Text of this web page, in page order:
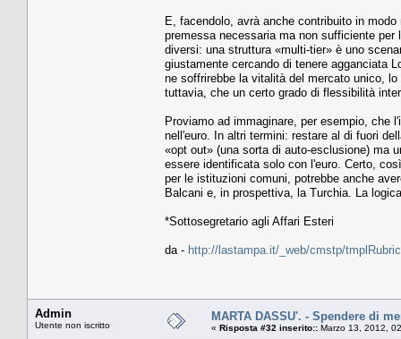
E, facendolo, avrà anche contribuito in
premessa necessaria ma non sufficiente
diversi: una struttura «multi-tier» è uno
giustamente cercando di tenere agganciata
ne soffrirebbe la vitalità del mercato unico,
tuttavia, che un certo grado di flessibilità
Proviamo ad immaginare, per esempio, che
nell'euro. In altri termini: restare al di fuori
«opt out» (una sorta di auto-esclusione) ma
essere identificata solo con l'euro. Certo,
per le istituzioni comuni, potrebbe anche
Balcani e, in prospettiva, la Turchia. La
*Sottosegretario agli Affari Esteri
da - http://lastampa.it/_web/cmstp/
Admin
Utente non iscritto
MARTA DASSU'. - Spendere di
« Risposta #32 inserito:: Marzo 13, 2012,